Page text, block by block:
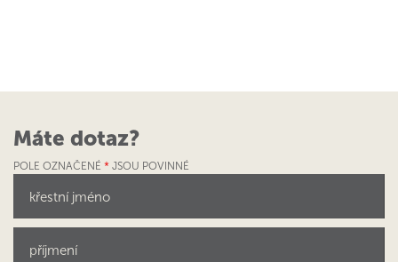
Máte dotaz?
POLE OZNAČENÉ * JSOU POVINNÉ